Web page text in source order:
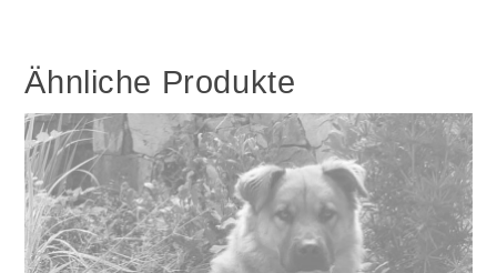
Ähnliche Produkte